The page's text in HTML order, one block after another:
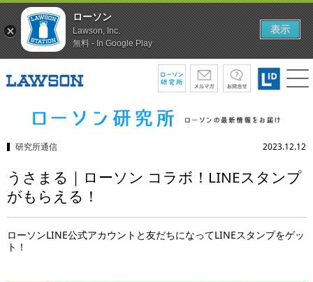
研究所通信 2023.12.12
うさまる｜ローソン コラボ！LINEスタンプ
がもらえる！
ローソンLINE公式アカウントと友だちになってLINEスタンプをゲッ
ト！
ローソン
Lawson, Inc.
無料 - In Google Play
表示